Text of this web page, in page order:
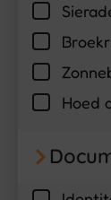
Hoed